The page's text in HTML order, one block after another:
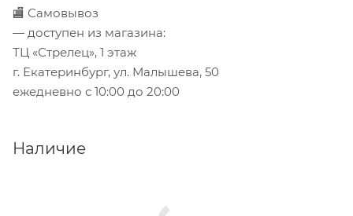
🏬 Самовывоз
— доступен из магазина:
ТЦ «Стрелец», 1 этаж
г. Екатеринбург, ул. Малышева, 50
ежедневно с 10:00 до 20:00
Наличие